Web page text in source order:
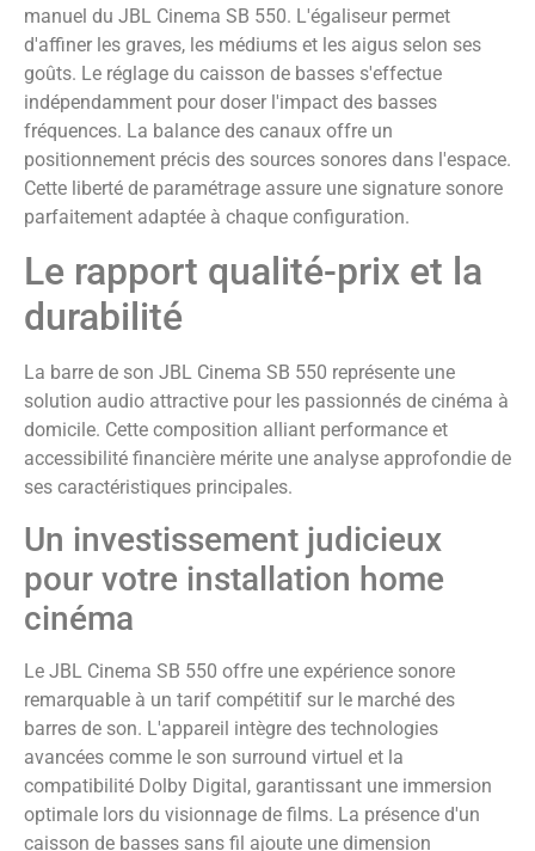
manuel du JBL Cinema SB 550. L'égaliseur permet
d'affiner les graves, les médiums et les aigus selon ses
goûts. Le réglage du caisson de basses s'effectue
indépendamment pour doser l'impact des basses
fréquences. La balance des canaux offre un
positionnement précis des sources sonores dans l'espace.
Cette liberté de paramétrage assure une signature sonore
parfaitement adaptée à chaque configuration.
Le rapport qualité-prix et la
durabilité
La barre de son JBL Cinema SB 550 représente une
solution audio attractive pour les passionnés de cinéma à
domicile. Cette composition alliant performance et
accessibilité financière mérite une analyse approfondie de
ses caractéristiques principales.
Un investissement judicieux
pour votre installation home
cinéma
Le JBL Cinema SB 550 offre une expérience sonore
remarquable à un tarif compétitif sur le marché des
barres de son. L'appareil intègre des technologies
avancées comme le son surround virtuel et la
compatibilité Dolby Digital, garantissant une immersion
optimale lors du visionnage de films. La présence d'un
caisson de basses sans fil ajoute une dimension